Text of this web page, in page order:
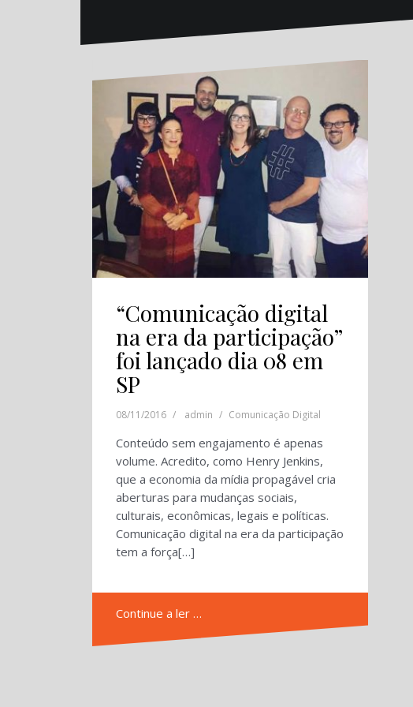
“Comunicação digital
na era da participação”
foi lançado dia 08 em
SP
08/11/2016 admin Comunicação Digital
Conteúdo sem engajamento é apenas
volume. Acredito, como Henry Jenkins,
que a economia da mídia propagável cria
aberturas para mudanças sociais,
culturais, econômicas, legais e políticas.
Comunicação digital na era da participação
tem a força[…]
Continue a ler …